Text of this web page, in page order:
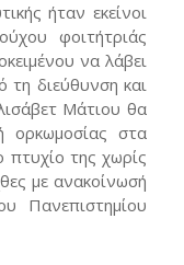
ήταν εκείνοι
φοιτήτριάς
να λάβει
διεύθυνση και
Μάτιου θα
ορκωμοσίας στα
πτυχίο της χωρίς
με ανακοίνωσή
Πανεπιστημίου